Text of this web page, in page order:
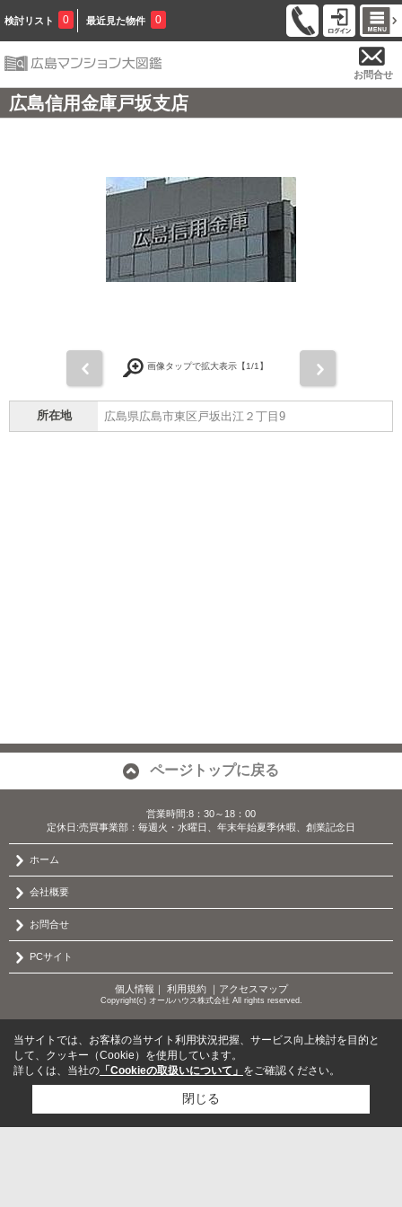
検討リスト 0 最近見た物件 0
お問合せ
広島信用金庫戸坂支店
画像タップで拡大表示【1/1】
所在地 広島県広島市東区戸坂出江２丁目9
ページトップに戻る
営業時間:8：30～18：00
定休日:売買事業部：毎週火・水曜日、年末年始夏季休暇、創業記念日
ホーム
会社概要
お問合せ
PCサイト
個人情報 ｜ 利用規約｜ アクセスマップ
Copyright(c) オールハウス株式会社 All rights reserved.
当サイトでは、お客様の当サイト利用状況把握、サービス向上検討を目的と
して、クッキー（Cookie）を使用しています。
詳しくは、当社の 「Cookieの取扱いについて」 をご確認ください。
閉じる